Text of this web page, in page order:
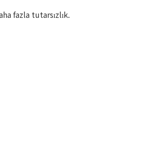
fazla tutarsızlık.